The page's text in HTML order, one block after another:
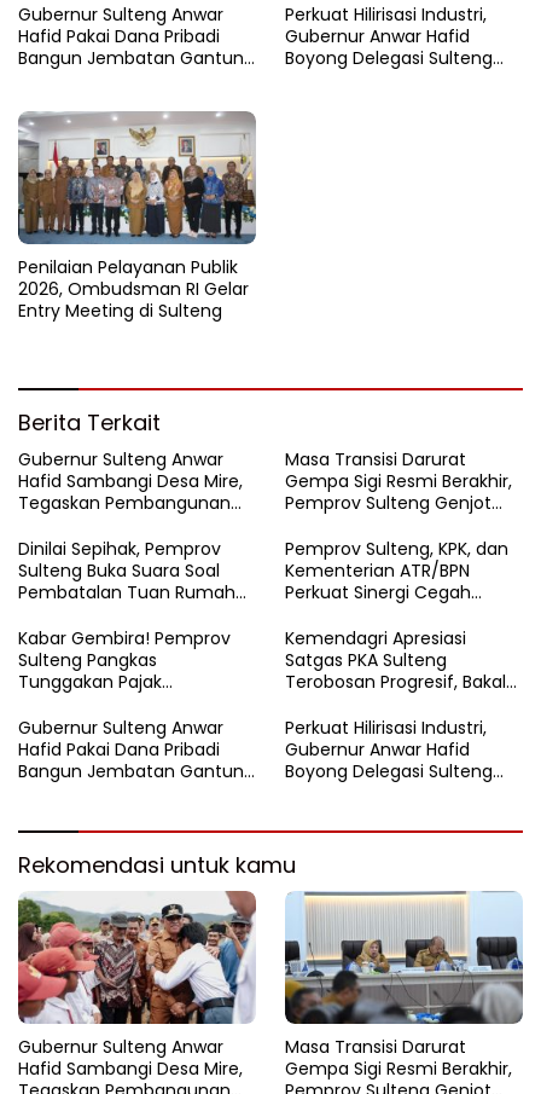
Gubernur Sulteng Anwar
Hafid Pakai Dana Pribadi
Bangun Jembatan Gantung
Perkuat Hilirisasi Industri,
Gubernur Anwar Hafid
Boyong Delegasi Sulteng
Penilaian Pelayanan Publik
2026, Ombudsman RI Gelar
Entry Meeting di Sulteng
Berita Terkait
Gubernur Sulteng Anwar
Hafid Sambangi Desa Mire,
Tegaskan Pembangunan
Touna
Masa Transisi Darurat
Gempa Sigi Resmi Berakhir,
Pemprov Sulteng Genjot
Dinilai Sepihak, Pemprov
Sulteng Buka Suara Soal
Pembatalan Tuan Rumah
Pemprov Sulteng, KPK, dan
Kementerian ATR/BPN
Perkuat Sinergi Cegah
Kabar Gembira! Pemprov
Sulteng Pangkas
Tunggakan Pajak
Persen
Kemendagri Apresiasi
Satgas PKA Sulteng
Terobosan Progresif, Bakal
Nasional
Gubernur Sulteng Anwar
Hafid Pakai Dana Pribadi
Bangun Jembatan Gantung
Perkuat Hilirisasi Industri,
Gubernur Anwar Hafid
Boyong Delegasi Sulteng
Rekomendasi untuk kamu
Gubernur Sulteng Anwar
Hafid Sambangi Desa Mire,
Masa Transisi Darurat
Gempa Sigi Resmi Berakhir,